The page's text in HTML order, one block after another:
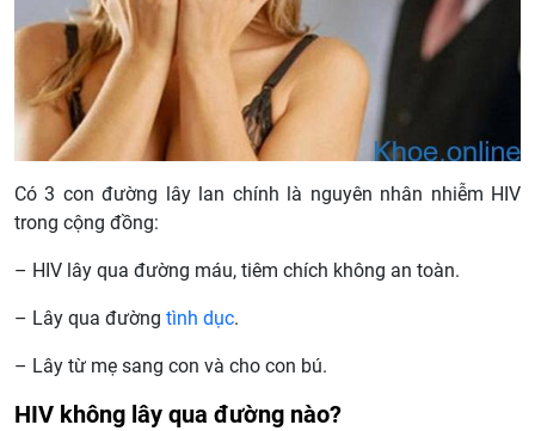
Có 3 con đường lây lan chính là nguyên nhân nhiễm HIV
trong cộng đồng:
– HIV lây qua đường máu, tiêm chích không an toàn.
– Lây qua đường tình dục.
– Lây từ mẹ sang con và cho con bú.
HIV không lây qua đường nào?